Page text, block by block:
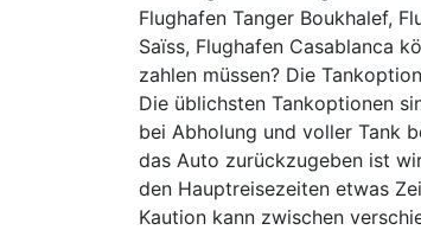
Flughafen Tanger Boukhalef,
Saïss, Flughafen Casablanca
zahlen müssen? Die
Die üblichsten Tankoptionen
bei Abholung und voller Tank
das Auto zurückzugeben ist
den Hauptreisezeiten etwas
Kaution kann zwischen